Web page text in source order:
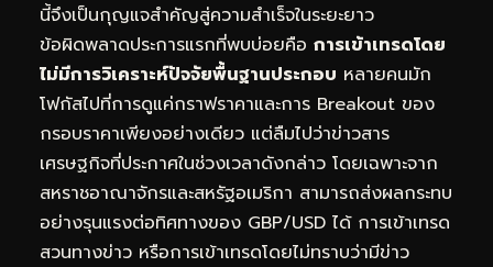
นี้จึงเป็นกุญแจสำคัญสู่ความสำเร็จในระยะยาว
ข้อผิดพลาดประการแรกที่พบบ่อยคือ การเข้าเทรดโดย
ไม่มีการวิเคราะห์ปัจจัยพื้นฐานประกอบ หลายคนมัก
โฟกัสไปที่การดูแค่กราฟราคาและการ Breakout ของ
กรอบราคาเพียงอย่างเดียว แต่ลืมไปว่าข่าวสาร
เศรษฐกิจที่ประกาศในช่วงเวลาดังกล่าว โดยเฉพาะจาก
สหราชอาณาจักรและสหรัฐอเมริกา สามารถส่งผลกระทบ
อย่างรุนแรงต่อทิศทางของ GBP/USD ได้ การเข้าเทรด
สวนทางข่าว หรือการเข้าเทรดโดยไม่ทราบว่ามีข่าว